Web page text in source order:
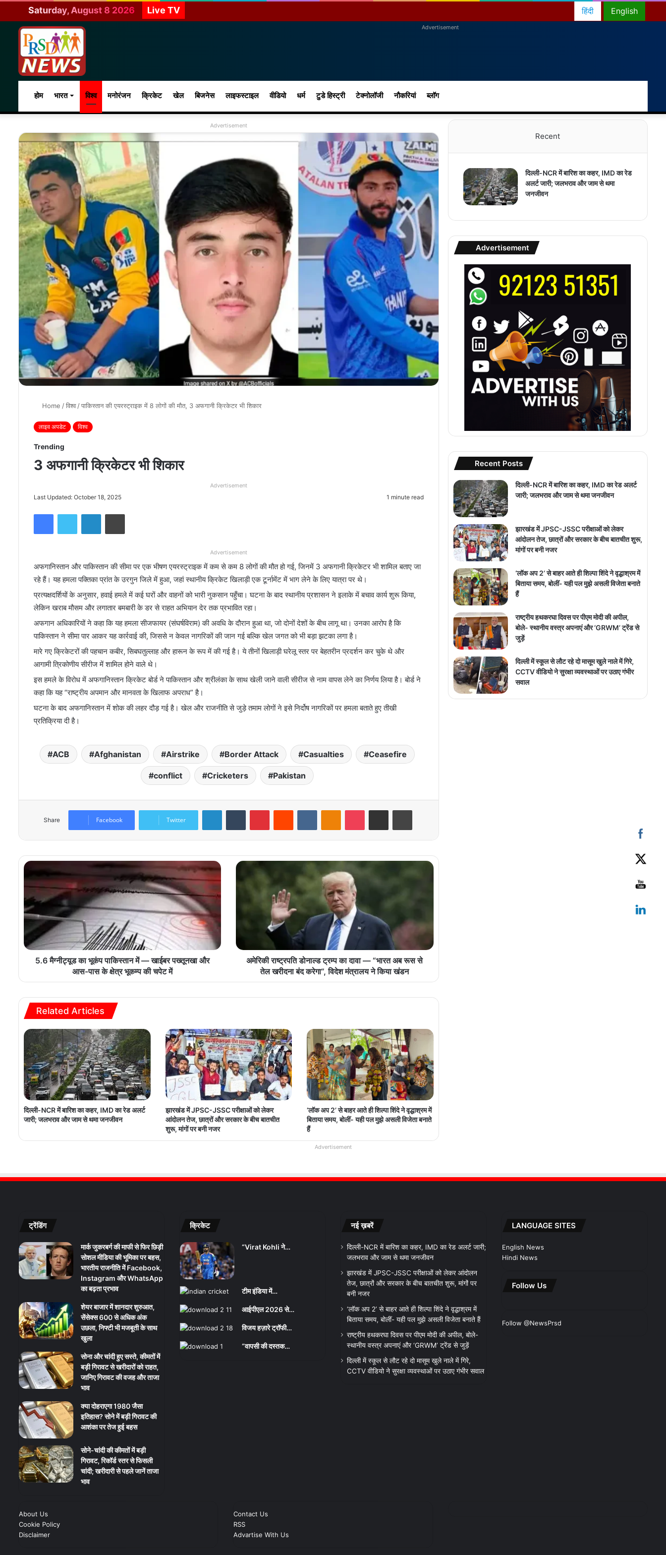
Saturday, August 8 2026 Live TV English
हिंदी
Advertisement
होम भारत विश्व मनोरंजन क्रिकेट खेल बिजनेस लाइफस्टाइल वीडियो धर्म टुडे हिस्ट्री टेक्नोलॉजी नौकरियां ब्लॉग
for
skin
Advertisement
Home /विश्व /पाकिस्तान की एयरस्ट्राइक में 8 लोगों की मौत, 3 अफगानी क्रिकेटर भी शिकार
लाइव अपडेट विश्व
Trending
3 अफगानी क्रिकेटर भी शिकार
Advertisement
Last Updated: October 18, 2025 1 minute read
Advertisement
अफगानिस्तान और पाकिस्तान की सीमा पर एक भीषण एयरस्ट्राइक में कम से कम 8 लोगों की मौत हो गई, जिनमें 3 अफगानी क्रिकेटर भी शामिल बताए जा
रहे हैं। यह हमला पक्तिका प्रांत के उरगुन जिले में हुआ, जहां स्थानीय क्रिकेट खिलाड़ी एक टूर्नामेंट में भाग लेने के लिए यात्रा पर थे।
प्रत्यक्षदर्शियों के अनुसार, हवाई हमले में कई घरों और वाहनों को भारी नुकसान पहुँचा। घटना के बाद स्थानीय प्रशासन ने इलाके में बचाव कार्य शुरू किया,
लेकिन खराब मौसम और लगातार बमबारी के डर से राहत अभियान देर तक प्रभावित रहा।
अफगान अधिकारियों ने कहा कि यह हमला सीजफायर (संघर्षविराम) की अवधि के दौरान हुआ था, जो दोनों देशों के बीच लागू था। उनका आरोप है कि
पाकिस्तान ने सीमा पार आकर यह कार्रवाई की, जिससे न केवल नागरिकों की जान गई बल्कि खेल जगत को भी बड़ा झटका लगा है।
मारे गए क्रिकेटरों की पहचान कबीर, सिबघतुल्लाह और हारून के रूप में की गई है। ये तीनों खिलाड़ी घरेलू स्तर पर बेहतरीन प्रदर्शन कर चुके थे और
आगामी त्रिकोणीय सीरीज में शामिल होने वाले थे।
इस हमले के विरोध में अफगानिस्तान क्रिकेट बोर्ड ने पाकिस्तान और श्रीलंका के साथ खेली जाने वाली सीरीज से नाम वापस लेने का निर्णय लिया है। बोर्ड ने
कहा कि यह “राष्ट्रीय अपमान और मानवता के खिलाफ अपराध” है।
घटना के बाद अफगानिस्तान में शोक की लहर दौड़ गई है। खेल और राजनीति से जुड़े तमाम लोगों ने इसे निर्दोष नागरिकों पर हमला बताते हुए तीखी
प्रतिक्रिया दी है।
ACB Afghanistan Airstrike Border Attack Casualties Ceasefire
conflict Cricketers Pakistan
Share Facebook Twitter
5.6 मैग्नीट्यूड का भूकंप पाकिस्तान में — खाईबर पख्तूनखा और
आस-पास के क्षेत्र भूकम्प की चपेट में
अमेरिकी राष्ट्रपति डोनाल्ड ट्रम्प का दावा — “भारत अब रूस से
तेल खरीदना बंद करेगा”, विदेश मंत्रालय ने किया खंडन
Related Articles
दिल्ली-NCR में बारिश का कहर, IMD का रेड अलर्ट
जारी; जलभराव और जाम से थमा जनजीवन
झारखंड में JPSC-JSSC परीक्षाओं को लेकर
आंदोलन तेज, छात्रों और सरकार के बीच बातचीत
शुरू, मांगों पर बनी नजर
‘लॉक अप 2’ से बाहर आते ही शिल्पा शिंदे ने वृद्धाश्रम में
बिताया समय, बोलीं- यही पल मुझे असली विजेता बनाते
हैं
Recent
दिल्ली-NCR में बारिश का कहर, IMD का रेड
अलर्ट जारी; जलभराव और जाम से थमा
जनजीवन
Advertisement
Recent Posts
दिल्ली-NCR में बारिश का कहर, IMD का रेड अलर्ट
जारी; जलभराव और जाम से थमा जनजीवन
झारखंड में JPSC-JSSC परीक्षाओं को लेकर
आंदोलन तेज, छात्रों और सरकार के बीच बातचीत शुरू,
मांगों पर बनी नजर
‘लॉक अप 2’ से बाहर आते ही शिल्पा शिंदे ने वृद्धाश्रम में
बिताया समय, बोलीं- यही पल मुझे असली विजेता बनाते
हैं
राष्ट्रीय हथकरघा दिवस पर पीएम मोदी की अपील,
बोले- स्थानीय वस्त्र अपनाएं और ‘GRWM’ ट्रेंड से
जुड़ें
दिल्ली में स्कूल से लौट रहे दो मासूम खुले नाले में गिरे,
CCTV वीडियो ने सुरक्षा व्यवस्थाओं पर उठाए गंभीर
सवाल
Advertisement
ट्रेंडिंग
मार्क जुकरबर्ग की माफी से फिर छिड़ी
सोशल मीडिया की भूमिका पर बहस,
भारतीय राजनीति में Facebook,
Instagram और WhatsApp
का बढ़ता प्रभाव
शेयर बाजार में शानदार शुरुआत,
सेंसेक्स 600 से अधिक अंक
उछला, निफ्टी भी मजबूती के साथ
खुला
सोना और चांदी हुए सस्ते, कीमतों में
बड़ी गिरावट से खरीदारों को राहत,
जानिए गिरावट की वजह और ताजा
भाव
क्या दोहराएगा 1980 जैसा
इतिहास? सोने में बड़ी गिरावट की
आशंका पर तेज हुई बहस
सोने-चांदी की कीमतों में बड़ी
गिरावट, रिकॉर्ड स्तर से फिसली
चांदी; खरीदारी से पहले जानें ताजा
भाव
क्रिकेट
“Virat Kohli ने…
टीम इंडिया में…
आईपीएल 2026 से…
विजय हज़ारे ट्रॉफी…
“वापसी की दस्तक…
नई ख़बरें
दिल्ली-NCR में बारिश का कहर, IMD का रेड अलर्ट जारी;
जलभराव और जाम से थमा जनजीवन
झारखंड में JPSC-JSSC परीक्षाओं को लेकर आंदोलन
तेज, छात्रों और सरकार के बीच बातचीत शुरू, मांगों पर
बनी नजर
‘लॉक अप 2’ से बाहर आते ही शिल्पा शिंदे ने वृद्धाश्रम में
बिताया समय, बोलीं- यही पल मुझे असली विजेता बनाते हैं
राष्ट्रीय हथकरघा दिवस पर पीएम मोदी की अपील, बोले-
स्थानीय वस्त्र अपनाएं और ‘GRWM’ ट्रेंड से जुड़ें
दिल्ली में स्कूल से लौट रहे दो मासूम खुले नाले में गिरे,
CCTV वीडियो ने सुरक्षा व्यवस्थाओं पर उठाए गंभीर सवाल
LANGUAGE SITES
English News
Hindi News
Follow Us
Follow @NewsPrsd
About Us
Cookie Policy
Disclaimer
Contact Us
RSS
Advartise With Us